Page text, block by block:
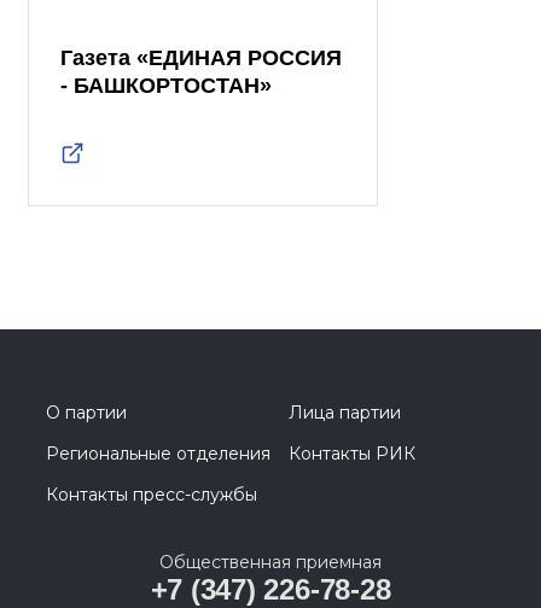
Газета «ЕДИНАЯ РОССИЯ
- БАШКОРТОСТАН»
О партии
Лица партии
Региональные отделения
Контакты РИК
Контакты пресс-службы
Общественная приемная
+7 (347) 226-78-28